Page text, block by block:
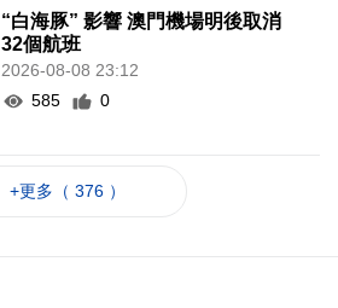
“白海豚” 影響 澳門機場明後取消
32個航班
2026-08-08 23:12
585
0
+更多（ 376 ）